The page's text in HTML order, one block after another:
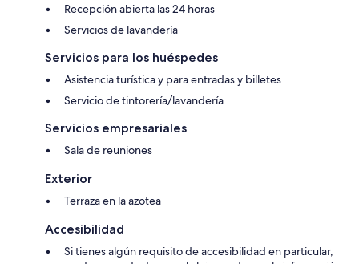
Recepción abierta las 24 horas
Servicios de lavandería
Servicios para los huéspedes
Asistencia turística y para entradas y billetes
Servicio de tintorería/lavandería
Servicios empresariales
Sala de reuniones
Exterior
Terraza en la azotea
Accesibilidad
Si tienes algún requisito de accesibilidad en particular,